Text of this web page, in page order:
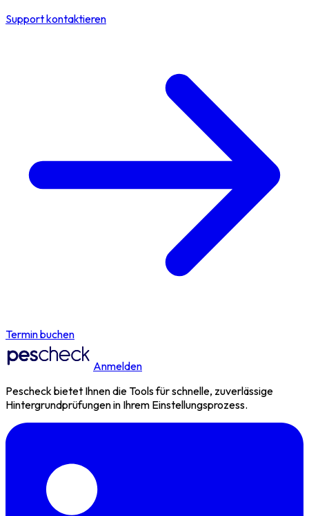
Support kontaktieren
Termin buchen
Anmelden
Pescheck bietet Ihnen die Tools für schnelle, zuverlässige
Hintergrundprüfungen in Ihrem Einstellungsprozess.